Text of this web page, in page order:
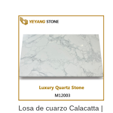
Losa de cuarzo Calacatta |